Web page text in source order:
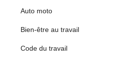
Auto moto
Bien-être au travail
Code du travail